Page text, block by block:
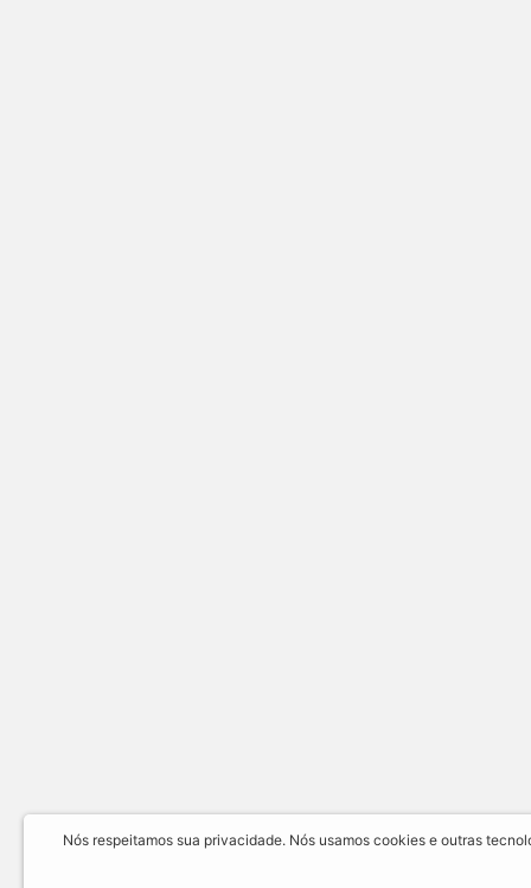
Nós respeitamos sua privacidade. Nós usamos cookies e outras